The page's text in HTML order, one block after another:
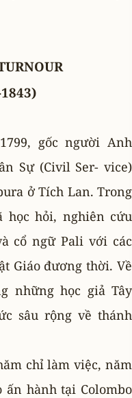
gốc người Anh
Sự (Civil Ser- vice)
ở Tích Lan. Trong
học hỏi, nghiên cứu
cổ ngữ Pali với các
Giáo đương thời. Về
những học giả Tây
sâu rộng về thánh
chỉ làm việc, năm
ấn hành tại Colombo